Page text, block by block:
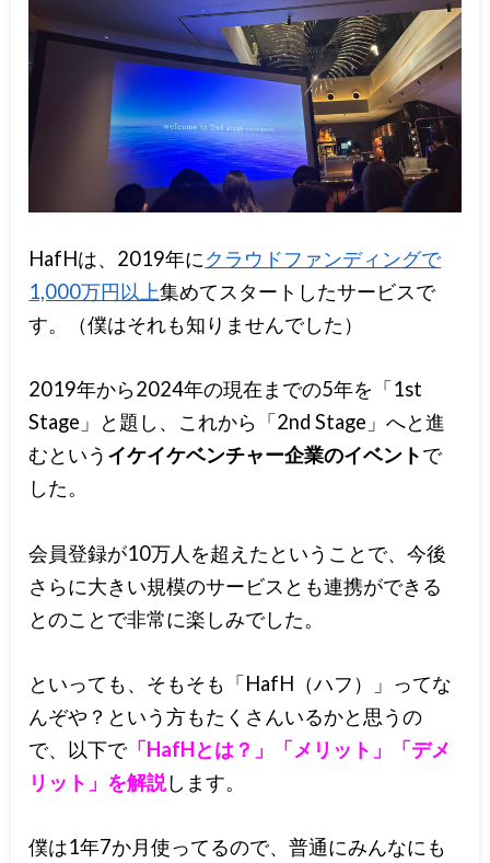
HafHは、2019年にクラウドファンディングで
1,000万円以上集めてスタートしたサービスで
す。（僕はそれも知りませんでした）
2019年から2024年の現在までの5年を「1st
Stage」と題し、これから「2nd Stage」へと進
むという イケイケベンチャー企業のイベントで
した。
会員登録が10万人を超えたということで、今後
さらに大きい規模のサービスとも連携ができる
とのことで非常に楽しみでした。
といっても、そもそも「HafH（ハフ）」ってな
んぞや？という方もたくさんいるかと思うの
で、以下で「HafHとは？」「メリット」「デメ
リット」を解説します。
僕は1年7か月使ってるので、普通にみんなにも